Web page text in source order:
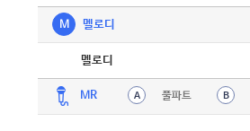
M 멜로디
멜로디
MR A 풀파트 B